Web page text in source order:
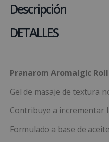
Descripción
DETALLES
Pranarom Aromalgic
Gel de masaje de textura
Contribuye a incrementar
Formulado a base de